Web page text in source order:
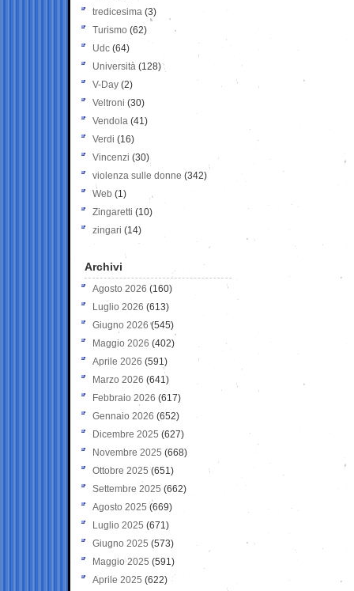
tredicesima (3)
Turismo (62)
Udc (64)
Università (128)
V-Day (2)
Veltroni (30)
Vendola (41)
Verdi (16)
Vincenzi (30)
violenza sulle donne (342)
Web (1)
Zingaretti (10)
zingari (14)
Archivi
Agosto 2026 (160)
Luglio 2026 (613)
Giugno 2026 (545)
Maggio 2026 (402)
Aprile 2026 (591)
Marzo 2026 (641)
Febbraio 2026 (617)
Gennaio 2026 (652)
Dicembre 2025 (627)
Novembre 2025 (668)
Ottobre 2025 (651)
Settembre 2025 (662)
Agosto 2025 (669)
Luglio 2025 (671)
Giugno 2025 (573)
Maggio 2025 (591)
Aprile 2025 (622)